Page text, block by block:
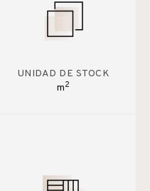
UNIDAD DE STOCK
m2